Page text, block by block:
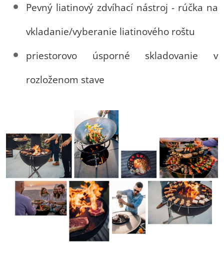
Pevný liatinový zdvíhací nástroj - rúčka na
vkladanie/vyberanie liatinového roštu
priestorovo úsporné skladovanie v
rozloženom stave